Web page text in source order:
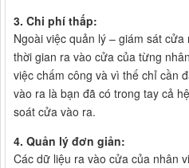
3. Chi phí thấp:
Ngoài việc quản lý – giám sát
thời gian ra vào cửa của từng
việc chấm công và vì thế chỉ cần
vào ra là bạn đã có trong tay cả
soát cửa vào ra.
4. Quản lý đơn giản:
Các dữ liệu ra vào cửa của nhân